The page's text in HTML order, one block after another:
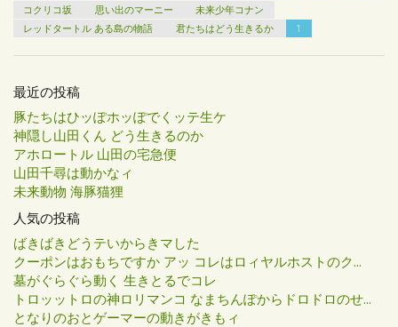
コクリコ坂
思い出のマーニー
未来少年コナン
レッドタートル ある島の物語
君たちはどう生きるか 1
最近の投稿
豚たちはひッぽホッぽでくッテ生ケ
神隠し山田くん どう生きるのか
アホロートル 山田の宅急便
山田千尋は動かなィ
未来動物 海豚猫狸
人気の投稿
ばきばきどうテいからきマした
クーポンはおもちですか アッ コレはロィヤルホストのク...
墓がぐらぐら動く 生きとるでコレ
トロッットロの神ロリマンコ なまちんぽからドロドロのせ...
となりのおとゲーマーの動きがきもィ